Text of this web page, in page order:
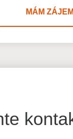
MÁM ZÁJEM